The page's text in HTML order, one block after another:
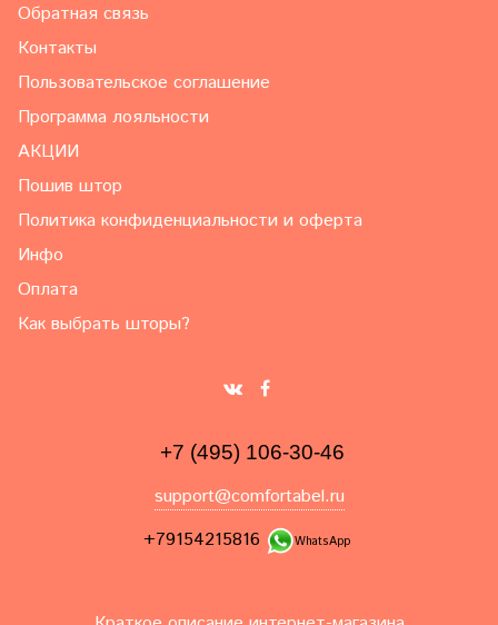
Обратная связь
Контакты
Пользовательское соглашение
Программа лояльности
АКЦИИ
Пошив штор
Политика конфиденциальности и оферта
Инфо
Оплата
Как выбрать шторы?
+7 (495) 106-30-46
support@comfortabel.ru
+79154215816
WhatsApp